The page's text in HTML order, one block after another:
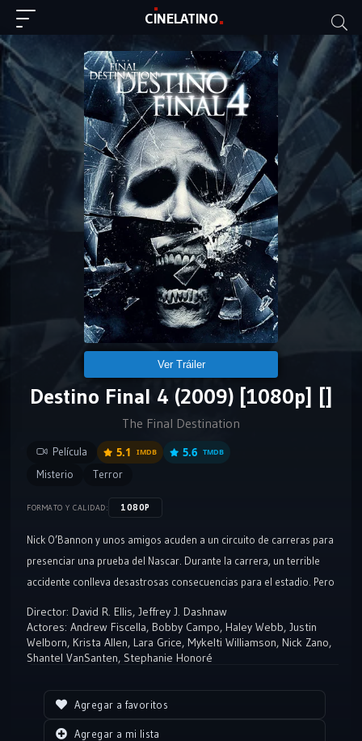
CINELATINO
Ver Tráiler
Destino Final 4 (2009) [1080p] []
The Final Destination
Película 5.1 IMDB 5.6 TMDB
Misterio Terror
FORMATO Y CALIDAD: 1080P
Nick O’Bannon y unos amigos acuden a un circuito de carreras para
presenciar una prueba del Nascar. Durante la carrera, un terrible
accidente conlleva desastrosas consecuencias para el estadio. Pero
punto de suceder, y junto con otras doce personas consigue salir
del recinto y escapar de una tragedia segura. Pensando que han
burlado a la muerte, el grupo continúa con su vida, pero
principio, ya que la muerte no deja cabos sueltos, y regresará para
llevarse a los supervivientes de una manera brutal.
Director: David R. Ellis, Jeffrey J. Dashnaw
Actores: Andrew Fiscella, Bobby Campo, Haley Webb, Justin
Welborn, Krista Allen, Lara Grice, Mykelti Williamson, Nick Zano,
Shantel VanSanten, Stephanie Honoré
Agregar a favoritos
Agregar a mi lista